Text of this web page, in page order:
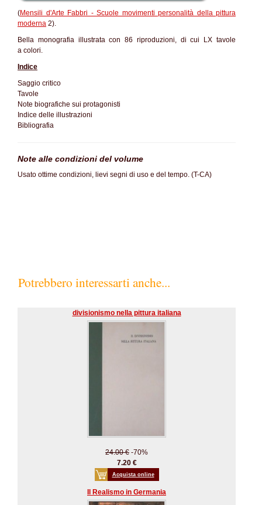
(Mensili d'Arte Fabbri - Scuole movimenti personalità della pittura
moderna 2).
Bella monografia illustrata con 86 riproduzioni, di cui LX tavole
a colori.
Indice
Saggio critico
Tavole
Note biografiche sui protagonisti
Indice delle illustrazioni
Bibliografia
Note alle condizioni del volume
Usato ottime condizioni, lievi segni di uso e del tempo. (T-CA)
Potrebbero interessarti anche...
divisionismo nella pittura italiana
24.00 € -70%
7.20 €
Acquista online
Il Realismo in Germania